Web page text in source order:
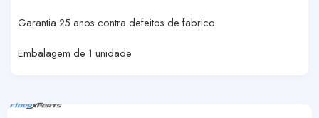
Garantia 25 anos contra defeitos de fabrico
Embalagem de 1 unidade